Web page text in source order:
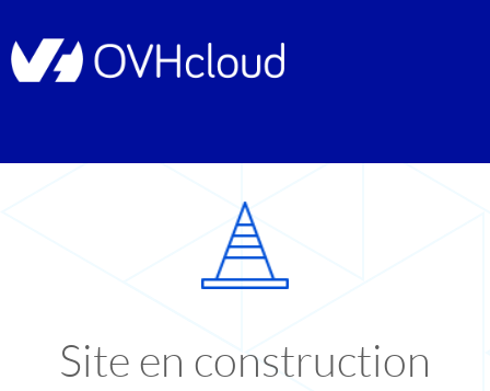
Site en construction